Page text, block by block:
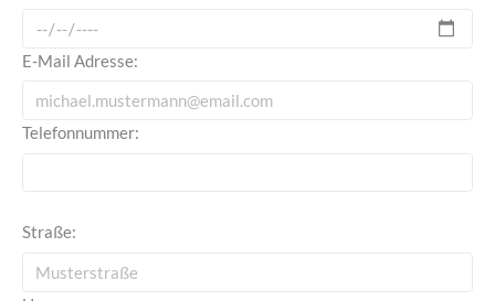
E-Mail Adresse:
Telefonnummer:
Straße: